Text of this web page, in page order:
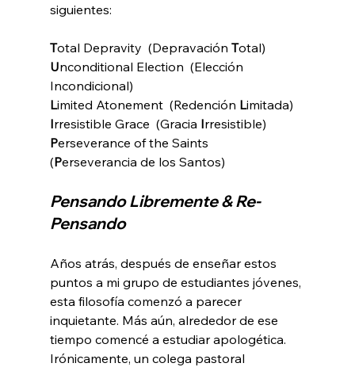
siguientes:
Total Depravity  (Depravación T
Unconditional Election  (Elección
Limited Atonement  (Redención L
Irresistible Grace  (Gracia I
Perseverance of the Saints
(P
Pensando Libremente & Re-
Pensando
Años atrás, después de enseñar estos
puntos a mi grupo de estudiantes jóvenes,
esta filosofía comenzó a parecer
inquietante. Más aún, alrededor de ese
tiempo comencé a estudiar apologética.
Irónicamente, un colega pastoral